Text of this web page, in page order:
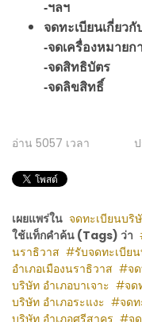
-ฯลฯ
จดทะเบียนเกี่ยว
-จดเครื่องหมายก
-จดสิทธิบัตร
-จดลิขสิทธิ์
อ่าน 5057 เวลา
เผยแพร่ใน จดทะเบียนบริ
ใช้แท็กคำค้น (Tags) ว่า
นราธิวาส
รับจดทะเบีย
อำเภอเมืองนราธิวาส
จ
บริษัท อำเภอบาเจาะ
จด
บริษัท อำเภอระแงะ
จดท
บริษัท อำเภอศรีสาคร
จ